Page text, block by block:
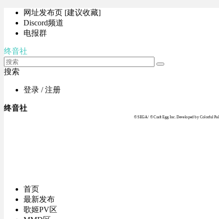
网址发布页 [建议收藏]
Discord频道
电报群
终音社
搜索
登录 / 注册
终音社
© SEGA / © Craft Egg Inc. Developed by Colorful
首页
最新发布
歌姬PV区